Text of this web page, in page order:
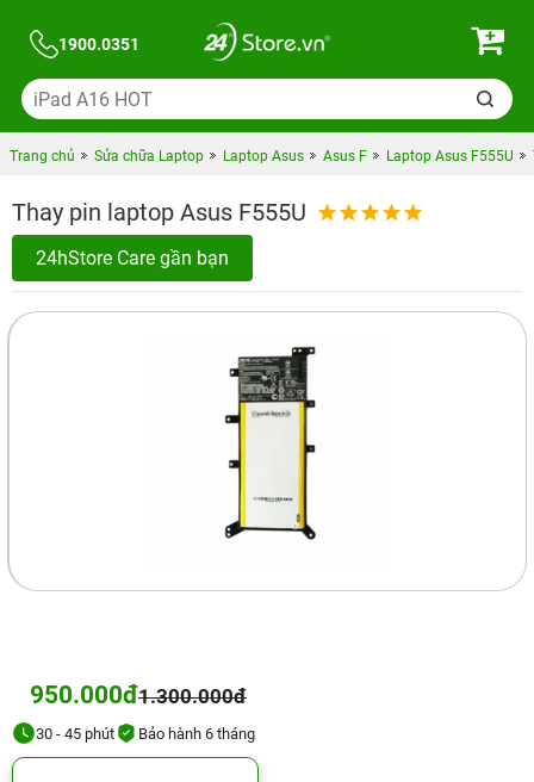
1900.0351
Trang chủ Sửa chữa Laptop Laptop Asus Asus F Laptop Asus F555U
Thay pin laptop Asus F555U
24hStore Care gần bạn
950.000đ1.300.000đ
30 - 45 phút Bảo hành 6 tháng